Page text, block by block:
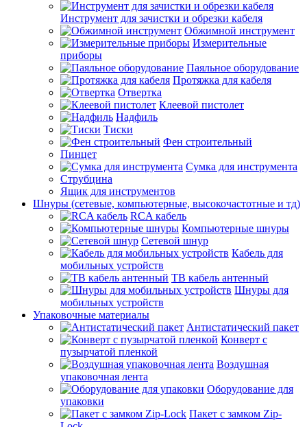
Инструмент для зачистки и обрезки кабеля
Обжимной инструмент
Измерительные
приборы
Паяльное оборудование
Протяжка для кабеля
Отвертка
Клеевой пистолет
Надфиль
Тиски
Фен строительный
Пинцет
Сумка для инструмента
Струбцина
Ящик для инструментов
Шнуры (сетевые, компьютерные, высокочастотные и тд)
RCA кабель
Компьютерные шнуры
Сетевой шнур
Кабель для
мобильных устройств
ТВ кабель антенный
Шнуры для
мобильных устройств
Упаковочные материалы
Антистатический пакет
Конверт с
пузырчатой пленкой
Воздушная
упаковочная лента
Оборудование для
упаковки
Пакет с замком Zip-